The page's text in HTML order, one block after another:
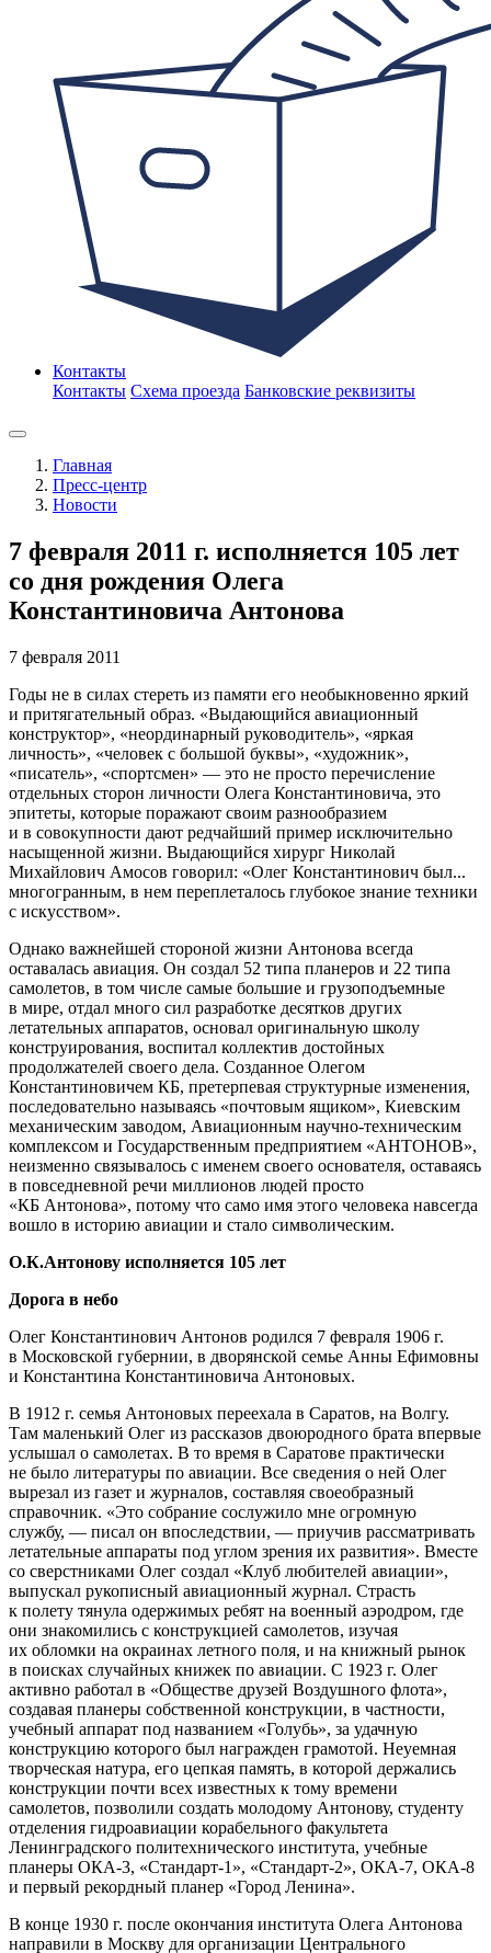
Контакты
Контакты Схема проезда Банковские реквизиты
Главная
Пресс-центр
Новости
7 февраля 2011 г. исполняется 105 лет
со дня рождения Олега
Константиновича Антонова
7 февраля 2011
Годы не в силах стереть из памяти его необыкновенно яркий
и притягательный образ. «Выдающийся авиационный
конструктор», «неординарный руководитель», «яркая
личность», «человек с большой буквы», «художник»,
«писатель», «спортсмен» — это не просто перечисление
отдельных сторон личности Олега Константиновича, это
эпитеты, которые поражают своим разнообразием
и в совокупности дают редчайший пример исключительно
насыщенной жизни. Выдающийся хирург Николай
Михайлович Амосов говорил: «Олег Константинович был...
многогранным, в нем переплеталось глубокое знание техники
с искусством».
Однако важнейшей стороной жизни Антонова всегда
оставалась авиация. Он создал 52 типа планеров и 22 типа
самолетов, в том числе самые большие и грузоподъемные
в мире, отдал много сил разработке десятков других
летательных аппаратов, основал оригинальную школу
конструирования, воспитал коллектив достойных
продолжателей своего дела. Созданное Олегом
Константиновичем КБ, претерпевая структурные изменения,
последовательно называясь «почтовым ящиком», Киевским
механическим заводом, Авиационным научно-техническим
комплексом и Государственным предприятием «АНТОНОВ»,
неизменно связывалось с именем своего основателя, оставаясь
в повседневной речи миллионов людей просто
«КБ Антонова», потому что само имя этого человека навсегда
вошло в историю авиации и стало символическим.
О.К.Антонову исполняется 105 лет
Дорога в небо
Олег Константинович Антонов родился 7 февраля 1906 г.
в Московской губернии, в дворянской семье Анны Ефимовны
и Константина Константиновича Антоновых.
В 1912 г. семья Антоновых переехала в Саратов, на Волгу.
Там маленький Олег из рассказов двоюродного брата впервые
услышал о самолетах. В то время в Саратове практически
не было литературы по авиации. Все сведения о ней Олег
вырезал из газет и журналов, составляя своеобразный
справочник. «Это собрание сослужило мне огромную
службу, — писал он впоследствии, — приучив рассматривать
летательные аппараты под углом зрения их развития». Вместе
со сверстниками Олег создал «Клуб любителей авиации»,
выпускал рукописный авиационный журнал. Страсть
к полету тянула одержимых ребят на военный аэродром, где
они знакомились с конструкцией самолетов, изучая
их обломки на окраинах летного поля, и на книжный рынок
в поисках случайных книжек по авиации. С 1923 г. Олег
активно работал в «Обществе друзей Воздушного флота»,
создавая планеры собственной конструкции, в частности,
учебный аппарат под названием «Голубь», за удачную
конструкцию которого был награжден грамотой. Неуемная
творческая натура, его цепкая память, в которой держались
конструкции почти всех известных к тому времени
самолетов, позволили создать молодому Антонову, студенту
отделения гидроавиации корабельного факультета
Ленинградского политехнического института, учебные
планеры ОКА-3, «Стандарт-1», «Стандарт-2», ОКА-7, ОКА-8
и первый рекордный планер «Город Ленина».
В конце 1930 г. после окончания института Олега Антонова
направили в Москву для организации Центрального